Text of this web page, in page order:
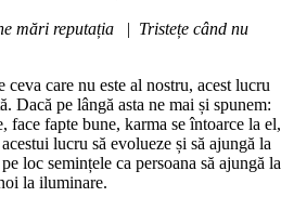
mări reputația | Tristețe când nu
care nu este al nostru, acest lucru
Dacă pe lângă asta ne mai și spunem:
face fapte bune, karma se întoarce la el,
lucru să evolueze și să ajungă la
loc semințele ca persoana să ajungă la
la iluminare.